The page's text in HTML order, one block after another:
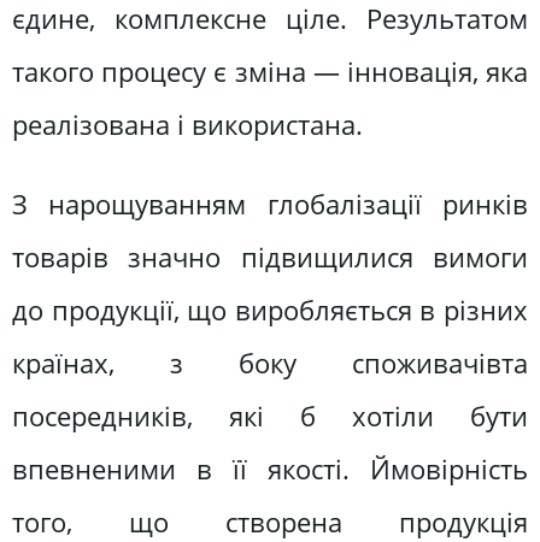
єдине, комплексне ціле. Результатом
такого процесу є зміна — інновація, яка
реалізована і використана.
З нарощуванням глобалізації ринків
товарів значно підвищилися вимоги
до продукції, що виробляється в різних
країнах, з боку споживачівта
посередників, які б хотіли бути
впевненими в її якості. Ймовірність
того, що створена продукція